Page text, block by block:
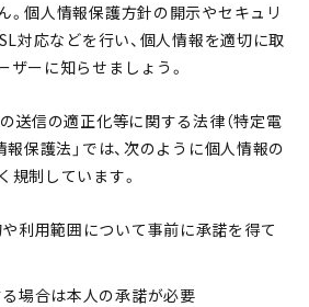
。個人情報保護方針の開示やセキュリ
対応などを行い、個人情報を適切に取
ザーに知らせましょう。
送信の適正化等に関する法律（特定電
報保護法」では、次のように個人情報の
規制しています。
利用範囲について事前に承諾を得て
場合は本人の承諾が必要